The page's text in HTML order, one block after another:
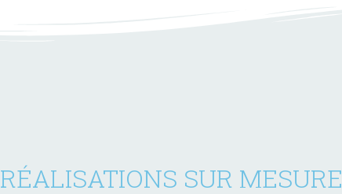
RÉALISATIONS SUR MESURE